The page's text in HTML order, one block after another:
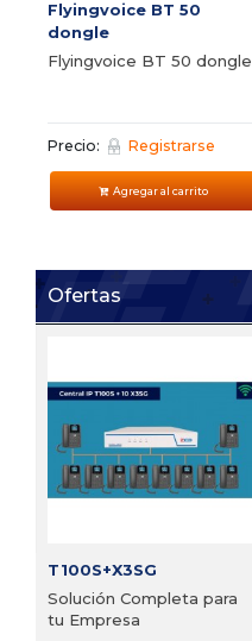
Flyingvoice BT 50
dongle
Flyingvoice BT 50 dongle
Precio: Registrarse
Agregar al carrito
Ofertas
T100S+X3SG
Solución Completa para
tu Empresa